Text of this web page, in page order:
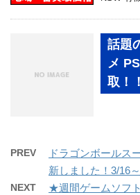
話題
メ
取！
PREV
ドラゴンボールス
新しました！3/16～
NEXT
★週間ゲームソフ